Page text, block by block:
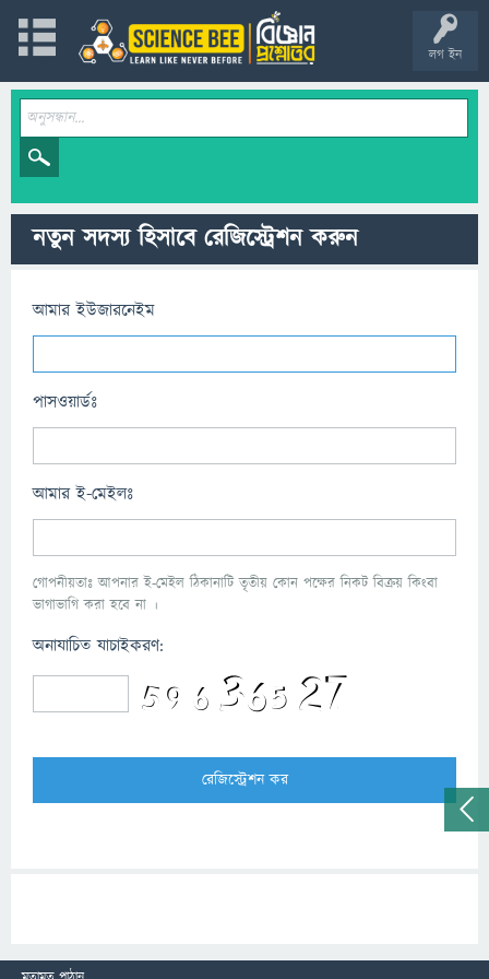
লগ ইন
নতুন সদস্য হিসাবে রেজিস্ট্রেশন করুন
আমার ইউজারনেইম
পাসওয়ার্ডঃ
আমার ই-মেইলঃ
গোপনীয়তাঃ আপনার ই-মেইল ঠিকানাটি তৃতীয় কোন পক্ষের নিকট বিক্রয় কিংবা
ভাগাভাগি করা হবে না ।
অনাযাচিত যাচাইকরণ: